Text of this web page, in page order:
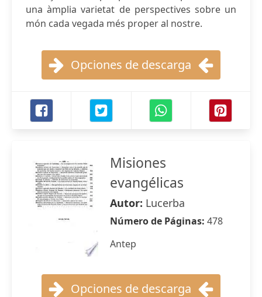
una àmplia varietat de perspectives sobre un
món cada vegada més proper al nostre.
Opciones de descarga
Misiones
evangélicas
Autor: Lucerba
Número de Páginas: 478
Antep
Opciones de descarga